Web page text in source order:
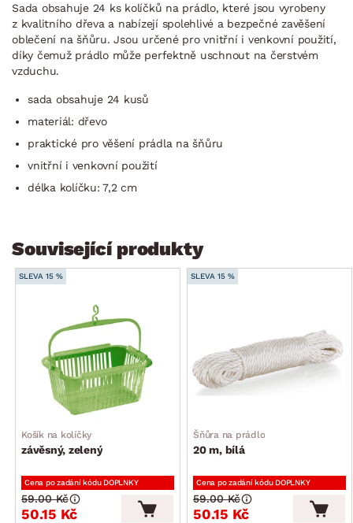
Sada obsahuje 24 ks kolíčků na prádlo, které jsou vyrobeny
z kvalitního dřeva a nabízejí spolehlivé a bezpečné zavěšení
oblečení na šňůru. Jsou určené pro vnitřní i venkovní použití,
díky čemuž prádlo může perfektně uschnout na čerstvém
vzduchu.
sada obsahuje 24 kusů
materiál: dřevo
praktické pro věšení prádla na šňůru
vnitřní i venkovní použití
délka kolíčku: 7,2 cm
Související produkty
SLEVA 15 %
Košík na kolíčky
závěsný, zelený
Cena po zadání kódu DOPLNKY
50.15 Kč
59.00 Kč
SLEVA 15 %
Šňůra na prádlo
20 m, bílá
Cena po zadání kódu DOPLNKY
50.15 Kč
59.00 Kč